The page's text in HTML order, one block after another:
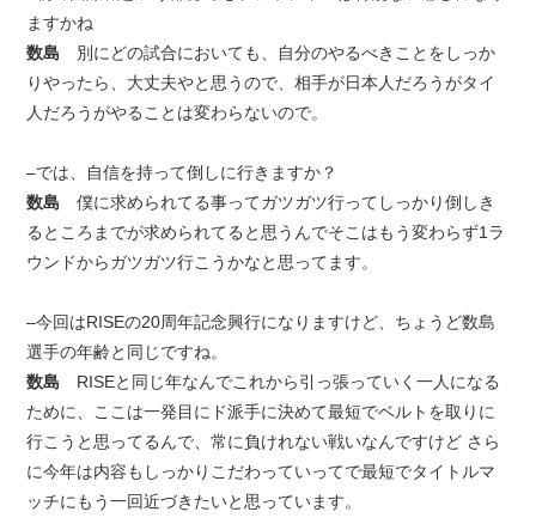
ますかね
数島 別にどの試合においても、自分のやるべきことをしっか
りやったら、大丈夫やと思うので、相手が日本人だろうがタイ
人だろうがやることは変わらないので。
–では、自信を持って倒しに行きますか？
数島僕に求められてる事ってガツガツ行ってしっかり倒しき
るところまでが求められてると思うんでそこはもう変わらず1ラ
ウンドからガツガツ行こうかなと思ってます。
–今回はRISEの20周年記念興行になりますけど、ちょうど数島
選手の年齢と同じですね。
数島 RISEと同じ年なんでこれから引っ張っていく一人になる
ために、ここは一発目にド派手に決めて最短でベルトを取りに
行こうと思ってるんで、常に負けれない戦いなんですけど さら
に今年は内容もしっかりこだわっていってで最短でタイトルマ
ッチにもう一回近づきたいと思っています。